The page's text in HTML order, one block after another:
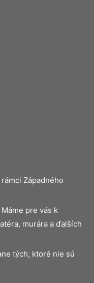
Západného
pre vás k
murára a ďalších
tých, ktoré nie sú